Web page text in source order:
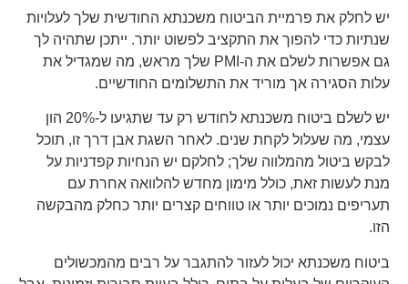
יש לחלק את פרמיית הביטוח משכנתא החודשית שלך לעלויות
שנתיות כדי להפוך את התקציב לפשוט יותר. ייתכן שתהיה לך
גם אפשרות לשלם את ה-PMI שלך מראש, מה שמגדיל את
עלות הסגירה אך מוריד את התשלומים החודשיים.
יש לשלם ביטוח משכנתא לחודש רק עד שתגיעו ל-20% הון
עצמי, מה שעלול לקחת שנים. לאחר השגת אבן דרך זו, תוכל
לבקש ביטול מהמלווה שלך; לחלקם יש הנחיות קפדניות על
מנת לעשות זאת, כולל מימון מחדש להלוואה אחרת עם
תעריפים נמוכים יותר או טווחים קצרים יותר כחלק מהבקשה
הזו.
ביטוח משכנתא יכול לעזור להתגבר על רבים מהמכשולים